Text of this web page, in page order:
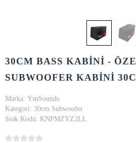
30CM BASS KABİNİ -
SUBWOOFER KABİNİ
Marka: YsnSounds
Kategori: 30cm Subwoofer
Stok Kodu: KNPMZYZ2LL